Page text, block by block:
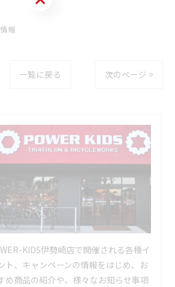
報
一覧に戻る 次のページ >
KIDS伊勢崎店で開催される各種イ
ト、キャンペーンの情報をはじめ、お
め商品の紹介や、様々なお知らせ事項